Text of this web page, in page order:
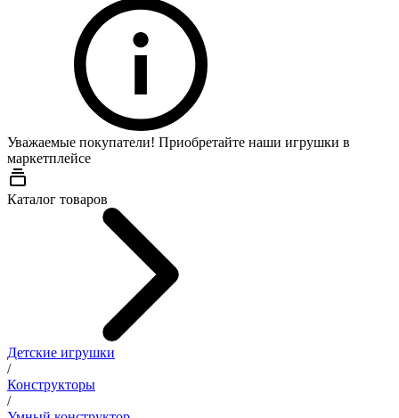
Уважаемые покупатели! Приобретайте наши игрушки в
маркетплейсе
Каталог товаров
Детские игрушки
/
Конструкторы
/